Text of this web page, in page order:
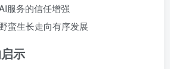
服务的信任增强
蛮生长走向有序发展
示